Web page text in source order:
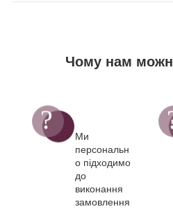
Чому нам
Ми
персональн
о підходимо
до
виконання
замовлення